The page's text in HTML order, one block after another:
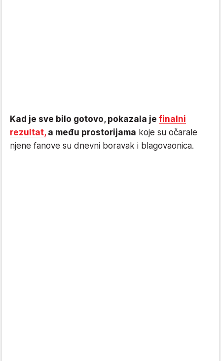
Kad je sve bilo gotovo, pokazala je finalni
rezultat,a među prostorijama koje su očarale
njene fanove su dnevni boravak i blagovaonica.